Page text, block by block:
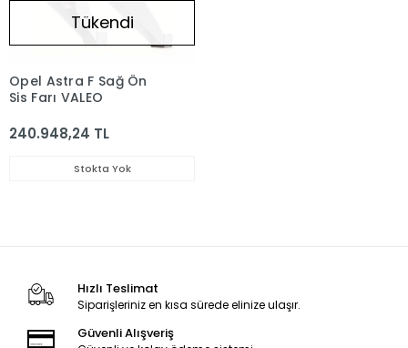
Tükendi
Opel Astra F Sağ Ön
Sis Farı VALEO
240.948,24 TL
Stokta Yok
Hızlı Teslimat
Siparişleriniz en kısa sürede elinize ulaşır.
Güvenli Alışveriş